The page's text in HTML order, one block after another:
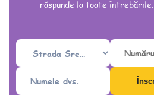
răspunde la toate întrebările.